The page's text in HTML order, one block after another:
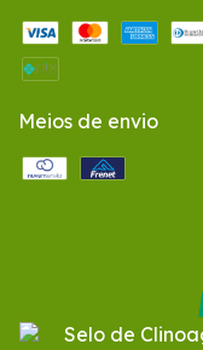
Meios de envio